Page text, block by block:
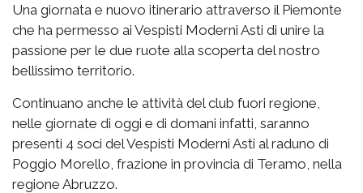
Una giornata e nuovo itinerario attraverso il Piemonte
che ha permesso ai Vespisti Moderni Asti di unire la
passione per le due ruote alla scoperta del nostro
bellissimo territorio.
Continuano anche le attività del club fuori regione,
nelle giornate di oggi e di domani infatti, saranno
presenti 4 soci del Vespisti Moderni Asti al raduno di
Poggio Morello, frazione in provincia di Teramo, nella
regione Abruzzo.